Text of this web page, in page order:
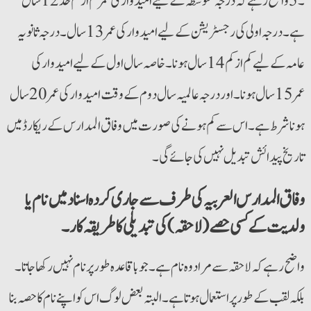
ہے۔ درجہ اولی کی رجسٹریشن کے لیے امیدوار کی عمر 13 سال۔ درجہ ثانویہ
عامہ کے لیے کم از کم 14 سال ہونا۔ خاصہ سال اول کے لیے امیدوار کی
عمر 15 سال ہونا۔ اور درجہ عالمیہ سال دوم کے وقت امیدوار کی عمر 20 سال
ہونا شرط ہے۔ اس سے کم ہونے کی صورت میں وفاق المدارس کے ریکارڈ میں
تاریخ پیدائش تبدیل نہیں کی جائے گی۔
وفاق المدارس العربیہ کی طرف سے جاری کردہ اسناد میں نام یا
ولدیت کے کسی حصے(لاحقہ) کی تبدیلی کا طریقہ کار۔
واضح رہے کہ لاحقہ سے مراد وہ نام ہے۔ جو باقاعدہ طور پر نام نہیں رکھا جاتا۔
بلکہ لقب کے طور پر استعمال ہوتا ہے۔ البتہ بعض لوگ اس کو اپنے نام کا حصہ بنا